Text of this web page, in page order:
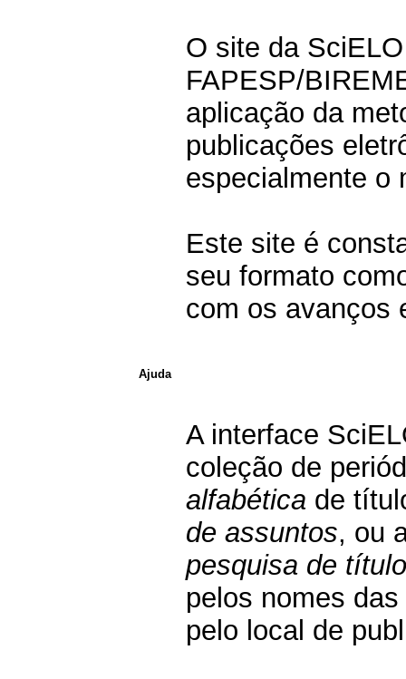
O site da
FAPESP/
aplicação da
publicações
especialmente o
Este site é
seu formato
com os avanços
Ajuda
A interface
coleção de
alfabética de
de assuntos, ou
pesquisa de
pelos nomes
pelo local de